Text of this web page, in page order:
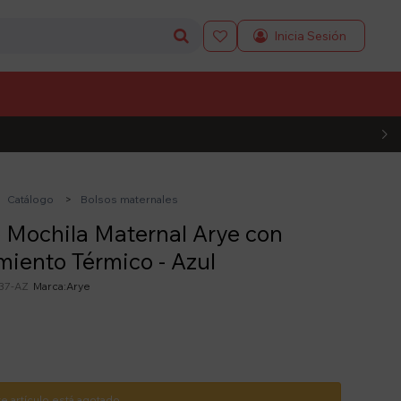

Catálogo Bolsos maternales
Mochila Maternal Arye con
Térmico - Azul
AZ Arye